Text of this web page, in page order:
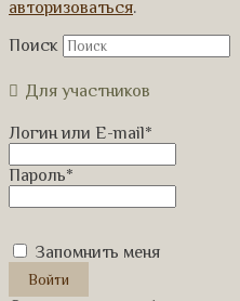
авторизоваться.
Поиск
Для участников
Логин или E-mail*
Пароль*
Запомнить меня